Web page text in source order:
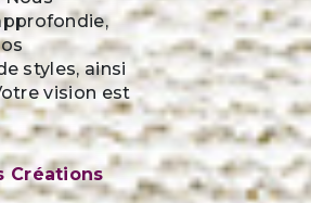
styles, ainsi
vision est
Créations